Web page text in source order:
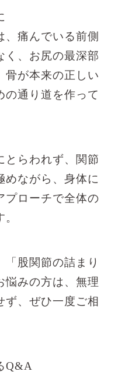
、痛んでいる前側
く、お尻の最深部
骨が本来の正しい
の通り道を作って
とらわれず、関節
めながら、身体に
プローチで全体の
「股関節の詰まり
悩みの方は、無理
ず、ぜひ一度ご相
Q&A